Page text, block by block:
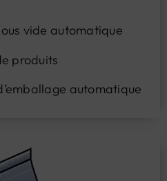
vide automatique
produits
automatique